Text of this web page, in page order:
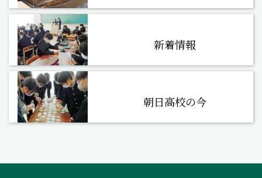
新着情報
朝日高校の今